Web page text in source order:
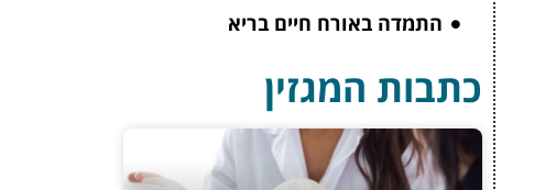
התמדה באורח חיים בריא
כתבות המגזין